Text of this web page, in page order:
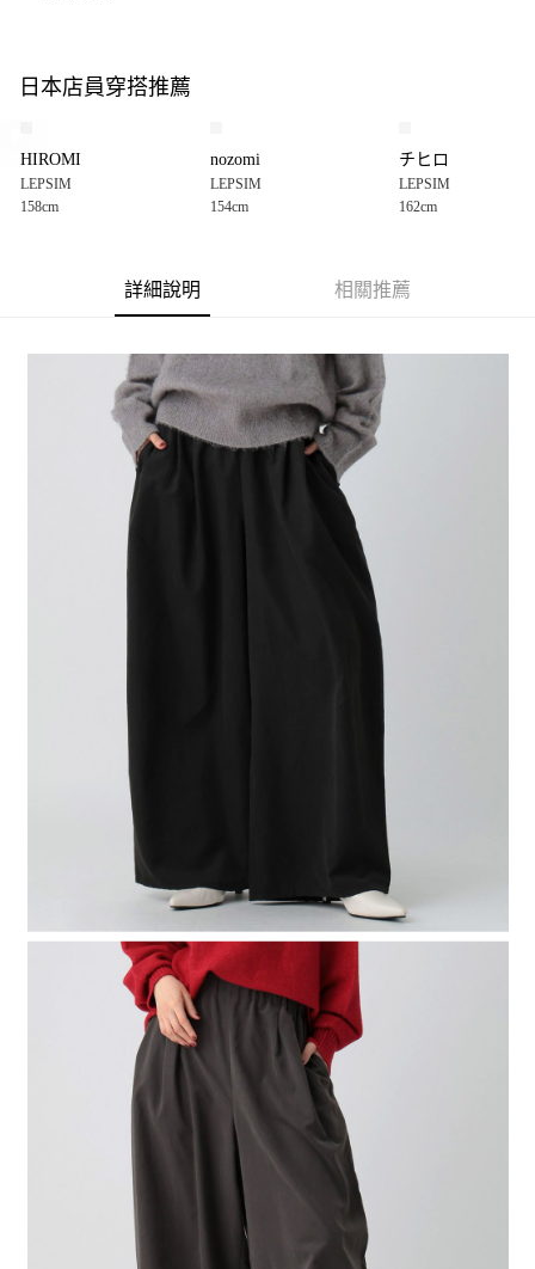
全盈+PAY
1.本服務由台灣大哥大提供，台灣大哥大用戶可立即使用無須另外申請。
2.付款方式選擇「大哥付你分期」，訂單成立後會自動跳轉到大哥付的交易
3.實際核准額度、可分期數及費用金額請依後續交易確認頁面所載為準。
4.訂單成立30分鐘內，如未前往確認交易或遇審核未通過，訂單將自動取
消。如遇「轉專審核」未通過狀況，表示未達大哥付你分期系統評分，恕無
【繳款方式說明】
1.分期款項不併入電信帳單，「大哥付你分期」於每月結算日後寄送繳費提
2.透過簡訊連結打開帳單後，可選擇「超商條碼／台灣大直營門市／銀行轉
帳／街口支付／iPASS MONEY」等通路繳費。
1.本服務係由「台灣大哥大股份有限公司」（以下簡稱本公司）所提供，讓
用戶於交易時，得透過本服務購買商品或服務，並由商店將買賣／分期付款
買賣價金債權讓與本公司後，依約使用本公司帳單繳交帳款。
2.基於同意付款使用「大哥付你分期」之契約關係目的，商店將以您的個人
資料（包含姓名、電話或地址）提供予台灣大哥大進項蒐集、處理及利用，
由本公司與您本人進行分期帳單所需資料之確認、核對及更正。
https://oppay.tw/userRule
AFTEE先享後付
３．安心：先確認商品／服務後，再付款。
【「AFTEE先享後付」結帳流程】
１．於結帳方式選擇「AFTEE先享後付」後，將跳轉至「AFTEE先享後付」
結帳頁面，進行簡訊認證並確認金額後，即可完成結帳。
２．訂單成立數日內，您將收到繳費通知簡訊。
３．收到繳費通知簡訊後14天內，點擊此簡訊中的連結，可透過四大超商／
ATM／網路銀行／等多元方式進行付款，方視為交易完成。
※ 請注意：結帳手續完成當下不需立刻繳費，但若您需要取消訂單，請聯絡
購買商品的店家。未經商家同意取消之訂單仍視為有效，需透過AFTEE先享
後付繳納相關費用。
※ 交易是否成功請以「AFTEE先享後付 」之結帳頁面顯示為準，若有關於
是否繳費成功／繳費後需取消欲退款等相關疑問，請聯繫「AFTEE先享後付
https://netprotections.freshdesk.com/support/home
易，需依本服務之必要範圍內提供個人資料，並將交易相關給付款項請求債
權轉讓予恩沛科技股份有限公司。
３．未成年的使用者請事先徵得法定代理人或監護人之同意方可使用
「AFTEE先享後付」，若未經同意申辦者引起之損失，本公司不負相關責
４．使用「AFTEE先享後付」時，將依據個別帳號之用戶狀況，依本公司即
時審查核予不同之上限額度；若仍有額度不足之情形，本公司將視審查結果
請求用戶進行身份認證。
５．嚴禁一人註冊多個帳號或使用他人資訊註冊。若發現惡意使用之情形，
恩沛科技股份有限公司將有權停止該用戶之使用額度並採取法律行動。
全家 取貨付款
每筆NT$80，滿NT$888(含以上)免運費
付款後 全家取貨
每筆NT$80，滿NT$888(含以上)免運費
每筆NT$80，滿NT$1,500(含以上)免運費
付款後 7-11取貨
日本店員穿搭推薦
HIROMI
LEPSIM
158cm
nozomi
LEPSIM
154cm
チヒロ
LEPSIM
162cm
詳細說明 相關推薦